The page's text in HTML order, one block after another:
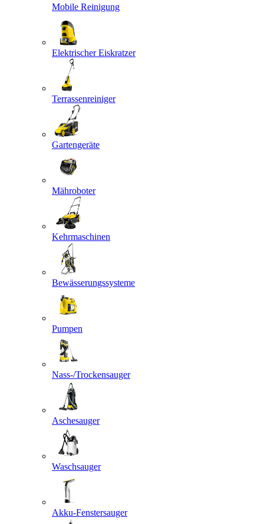
Mobile Reinigung
Elektrischer Eiskratzer
Terrassenreiniger
Gartengeräte
Mähroboter
Kehrmaschinen
Bewässerungssysteme
Pumpen
Nass-/Trockensauger
Aschesauger
Waschsauger
Akku-Fenstersauger